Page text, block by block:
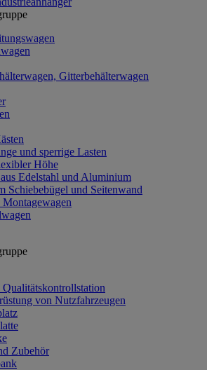
Gitterbehälterwagen
und sperrige Lasten
Höhe
Edelstahl und Aluminium
Schiebebügel und Seitenwand
von Nutzfahrzeugen
Zubehör